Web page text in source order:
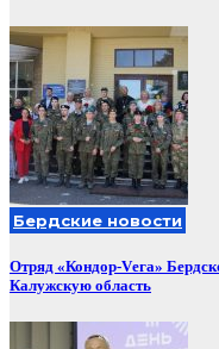
Бердские новости
Отряд «Кондор-Vега»
Калужскую область